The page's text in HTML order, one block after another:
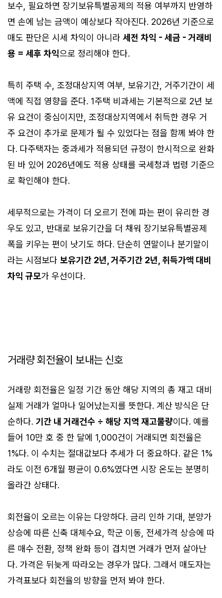
보수, 필요하면 장기보유특별공제의 적용 여부까지 반영하
면 손에 남는 금액이 예상보다 작아진다. 2026년 기준으로
매도 판단은 시세 차익이 아니라 세전 차익 - 세금 - 거래비
용 = 세후 차익으로 정리해야 한다.
특히 주택 수, 조정대상지역 여부, 보유기간, 거주기간이 세
액에 직접 영향을 준다. 1주택 비과세는 기본적으로 2년 보
유 요건이 중심이지만, 조정대상지역에서 취득한 경우 거
주 요건이 추가로 문제가 될 수 있었다는 점을 함께 봐야 한
다. 다주택자는 중과세가 적용되던 규정이 한시적으로 완화
된 바 있어 2026년에도 적용 상태를 국세청과 법령 기준으
로 확인해야 한다.
세무적으로는 가격이 더 오르기 전에 파는 편이 유리한 경
우도 있고, 반대로 보유기간을 더 채워 장기보유특별공제
폭을 키우는 편이 낫기도 하다. 단순히 연말이나 분기말이
라는 시점보다 보유기간 2년, 거주기간 2년, 취득가액 대비
차익 규모가 우선이다.
거래량 회전율이 보내는 신호
거래량 회전율은 일정 기간 동안 해당 지역의 총 재고 대비
실제 거래가 얼마나 일어났는지를 뜻한다. 계산 방식은 단
순하다. 기간 내 거래건수 ÷ 해당 지역 재고물량이다. 예를
들어 10만 호 중 한 달에 1,000건이 거래되면 회전율은
1%다. 이 수치는 절대값보다 추세가 더 중요하다. 같은 1%
라도 이전 6개월 평균이 0.6%였다면 시장 온도는 분명히
올라간 상태다.
회전율이 오르는 이유는 다양하다. 금리 인하 기대, 분양가
상승에 따른 신축 대체수요, 학군 이동, 전세가격 상승에 따
른 매수 전환, 정책 완화 등이 겹치면 거래가 먼저 살아난
다. 가격은 뒤늦게 따라오는 경우가 많다. 그래서 매도자는
가격표보다 회전율의 방향을 먼저 봐야 한다.